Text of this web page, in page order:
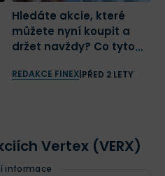
Hledáte akcie, které
můžete nyní koupit a
držet navždy? Co tyto
hvězdy?
REDAKCE FINEX PŘED 2 LETY
Vertex (VERX)
informace